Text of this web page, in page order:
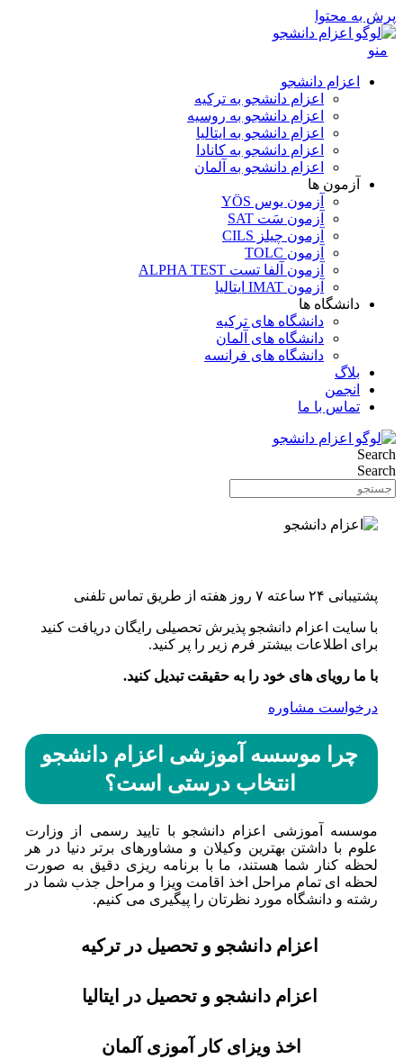
پرش به محتوا
منو
اعزام دانشجو
اعزام دانشجو به ترکیه
اعزام دانشجو به روسیه
اعزام دانشجو به ایتالیا
اعزام دانشجو به کانادا
اعزام دانشجو به آلمان
آزمون ها
آزمون یوس YÖS
آزمون سَت SAT
آزمون چیلز CILS‌
آزمون TOLC
آزمون آلفا تست ALPHA TEST
آزمون IMAT ایتالیا
دانشگاه ها
دانشگاه های ترکیه
دانشگاه های آلمان
دانشگاه های فرانسه
بلاگ
انجمن
تماس با ما
Search
Search
پشتیبانی ۲۴ ساعته ۷ روز هفته از طریق تماس تلفنی
با سایت اعزام دانشجو پذیرش تحصیلی رایگان دریافت کنید
برای اطلاعات بیشتر فرم زیر را پر کنید.
با ما رویای های خود را به حقیقت تبدیل کنید.
درخواست مشاوره
چرا موسسه آموزشی اعزام دانشجو
انتخاب درستی است؟
موسسه آموزشی اعزام دانشجو با تایید رسمی از وزارت
علوم با داشتن بهترین وکیلان و مشاورهای برتر دنیا در هر
لحظه کنار شما هستند، ما با برنامه ریزی دقیق به صورت
لحظه ای تمام مراحل اخذ اقامت ویزا و مراحل جذب شما در
رشته و دانشگاه مورد نظرتان را پیگیری می کنیم.
اعزام دانشجو و تحصیل در ترکیه
اعزام دانشجو و تحصیل در ایتالیا
اخذ ویزای کار آموزی آلمان